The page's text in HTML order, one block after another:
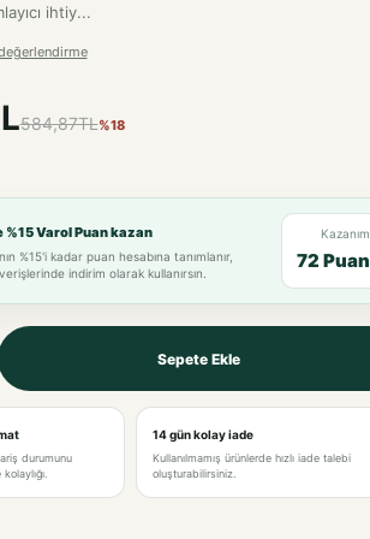
ihtiy...
584,87TL%18
%15 Varol Puan kazan
%15'i kadar puan hesabına tanımlanır,
indirim olarak kullanırsın.
Kazanım
72 Puan
Sepete Ekle
durumunu
14 gün kolay iade
Kullanılmamış ürünlerde hızlı iade talebi
oluşturabilirsiniz.